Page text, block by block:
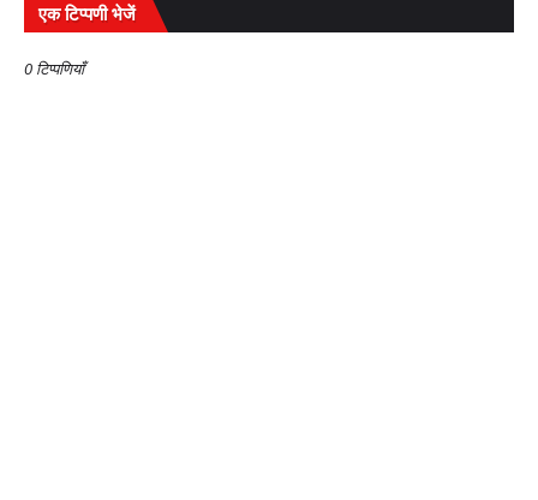
एक टिप्पणी भेजें
0 टिप्पणियाँ